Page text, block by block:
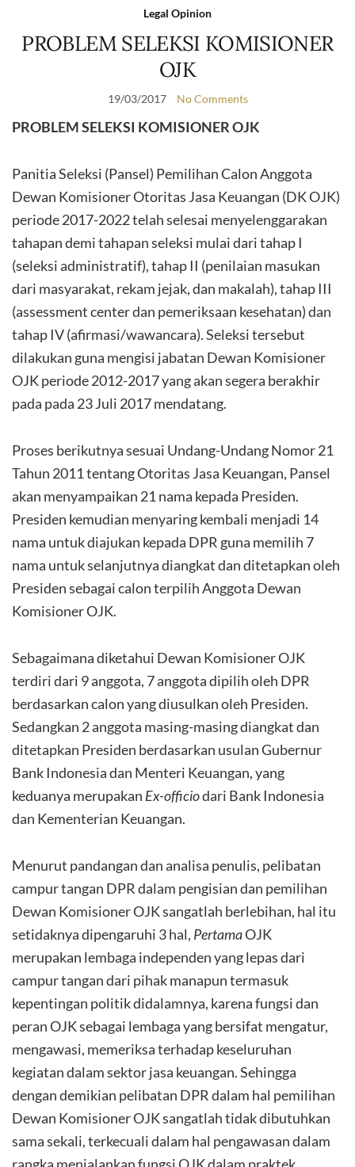
Legal Opinion
PROBLEM SELEKSI KOMISIONER
OJK
19/03/2017 No Comments
PROBLEM SELEKSI KOMISIONER OJK
Panitia Seleksi (Pansel) Pemilihan Calon Anggota
Dewan Komisioner Otoritas Jasa Keuangan (DK OJK)
periode 2017-2022 telah selesai menyelenggarakan
tahapan demi tahapan seleksi mulai dari tahap I
(seleksi administratif), tahap II (penilaian masukan
dari masyarakat, rekam jejak, dan makalah), tahap III
(assessment center dan pemeriksaan kesehatan) dan
tahap IV (afirmasi/wawancara). Seleksi tersebut
dilakukan guna mengisi jabatan Dewan Komisioner
OJK periode 2012-2017 yang akan segera berakhir
pada pada 23 Juli 2017 mendatang.
Proses berikutnya sesuai Undang-Undang Nomor 21
Tahun 2011 tentang Otoritas Jasa Keuangan, Pansel
akan menyampaikan 21 nama kepada Presiden.
Presiden kemudian menyaring kembali menjadi 14
nama untuk diajukan kepada DPR guna memilih 7
nama untuk selanjutnya diangkat dan ditetapkan oleh
Presiden sebagai calon terpilih Anggota Dewan
Komisioner OJK.
Sebagaimana diketahui Dewan Komisioner OJK
terdiri dari 9 anggota, 7 anggota dipilih oleh DPR
berdasarkan calon yang diusulkan oleh Presiden.
Sedangkan 2 anggota masing-masing diangkat dan
ditetapkan Presiden berdasarkan usulan Gubernur
Bank Indonesia dan Menteri Keuangan, yang
keduanya merupakan Ex-officiodari Bank Indonesia
dan Kementerian Keuangan.
Menurut pandangan dan analisa penulis, pelibatan
campur tangan DPR dalam pengisian dan pemilihan
Dewan Komisioner OJK sangatlah berlebihan, hal itu
setidaknya dipengaruhi 3 hal, PertamaOJK
merupakan lembaga independen yang lepas dari
campur tangan dari pihak manapun termasuk
kepentingan politik didalamnya, karena fungsi dan
peran OJK sebagai lembaga yang bersifat mengatur,
mengawasi, memeriksa terhadap keseluruhan
kegiatan dalam sektor jasa keuangan. Sehingga
dengan demikian pelibatan DPR dalam hal pemilihan
Dewan Komisioner OJK sangatlah tidak dibutuhkan
sama sekali, terkecuali dalam hal pengawasan dalam